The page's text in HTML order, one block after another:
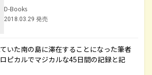
D-Books
2018.03.29 発売
いた南の島に滞在することになった筆者
ピカルでマジカルな45日間の記録と記